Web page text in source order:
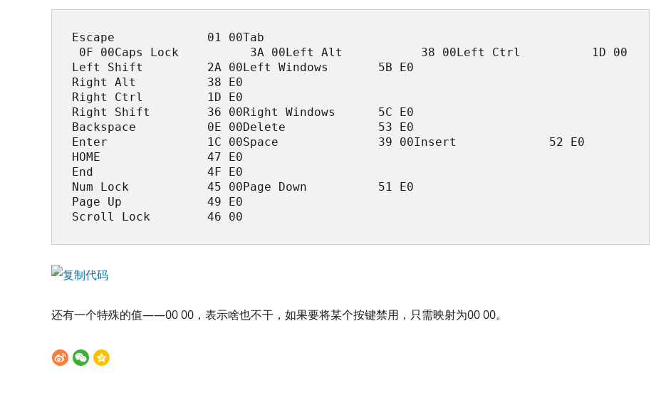
Escape             01 00Tab
0F 00Caps Lock          3A 00Left Alt           38 00Left Ctrl          1D 00
Left Shift         2A 00Left Windows       5B E0
Right Alt          38 E0
Right Ctrl         1D E0
Right Shift        36 00Right Windows      5C E0
Backspace          0E 00Delete             53 E0
Enter              1C 00Space              39 00Insert             52 E0
HOME               47 E0
End                4F E0
Num Lock           45 00Page Down          51 E0
Page Up            49 E0
Scroll Lock        46 00
还有一个特殊的值——00 00，表示啥也不干，如果要将某个按键禁用，只需映射为00 00。